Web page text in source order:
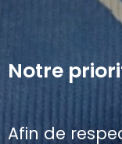
Notre
Afin de